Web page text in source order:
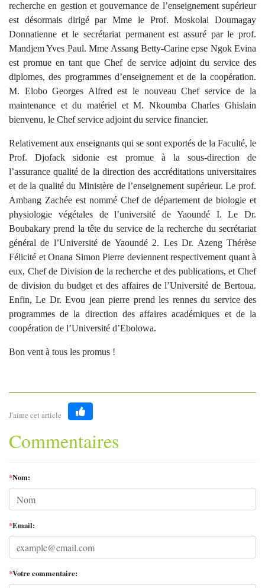
recherche en gestion et gouvernance de l’enseignement supérieur
est désormais dirigé par Mme le Prof. Moskolai Doumagay
Donnatienne et le secrétariat permanent est assuré par le prof.
Mandjem Yves Paul. Mme Assang Betty-Carine epse Ngok Evina
est promue en tant que Chef de service adjoint du service des
diplomes, des programmes d’enseignement et de la coopération.
M. Elobo Georges Alfred est le nouveau Chef service de la
maintenance et du matériel et M. Nkoumba Charles Ghislain
bienvenu, le Chef service adjoint du service financier.
Relativement aux enseignants qui se sont exportés de la Faculté, le
Prof. Djofack sidonie est promue à la sous-direction de
l’assurance qualité de la direction des accréditations universitaires
et de la qualité du Ministère de l’enseignement supérieur. Le prof.
Ambang Zachée est nommé Chef de département de biologie et
physiologie végétales de l’université de Yaoundé I. Le Dr.
Boubakary prend la tête du service de la recherche du secrétariat
général de l’Université de Yaoundé 2. Les Dr. Azeng Thérèse
Félicité et Onana Simon Pierre deviennent respectivement quant à
eux, Chef de Division de la recherche et des publications, et Chef
de division du budget et des affaires de l’Université de Bertoua.
Enfin, Le Dr. Evou jean pierre prend les rennes du service des
programmes de la direction des affaires académiques et de la
coopération de l’Université d’Ebolowa.
Bon vent à tous les promus !
J'aime cet article
Like
Commentaires
*Nom:
*Email:
*Votre commentaire: